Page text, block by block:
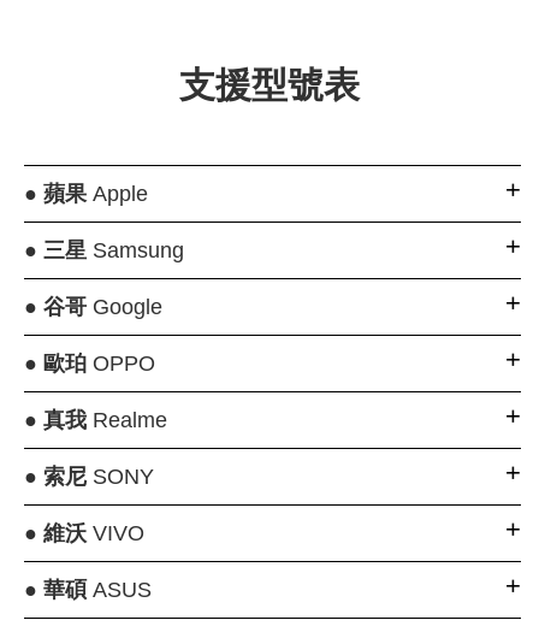
支援型號表
● 蘋果Apple
● 三星Samsung
● 谷哥Google
● 歐珀OPPO
● 真我Realme
● 索尼SONY
● 維沃VIVO
● 華碩 ASUS